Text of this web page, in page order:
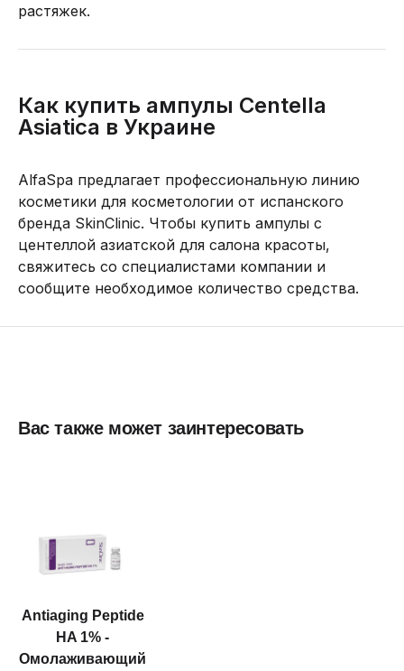
растяжек.
Как купить ампулы Centella
Asiatica в Украине
AlfaSpa предлагает профессиональную линию
косметики для косметологии от испанского
бренда SkinClinic. Чтобы купить ампулы с
центеллой азиатской для салона красоты,
свяжитесь со специалистами компании и
сообщите необходимое количество средства.
Вас также может заинтересовать
Antiaging Peptide
HA 1% -
Омолаживающий